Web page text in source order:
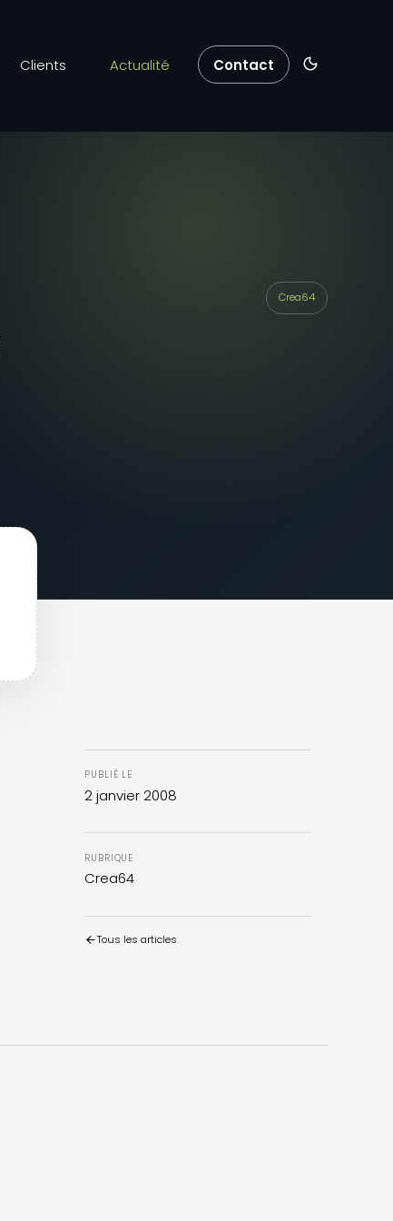
Clients Actualité Contact
Crea64
PUBLIÉ LE
2 janvier 2008
RUBRIQUE
Crea64
Tous les articles